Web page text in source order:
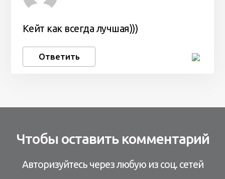
Кейт как всегда лучшая)))
Ответить
Чтобы оставить комментарий
Авторизуйтесь через любую из соц. сетей